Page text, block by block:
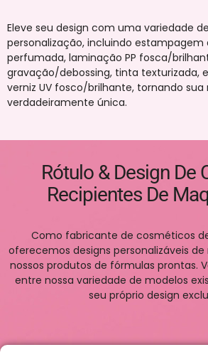
Eleve seu design com uma variedade
personalização, incluindo
perfumada, laminação PP fosca/
gravação/debossing, tinta texturizada,
verniz UV fosco/brilhante, tornando sua
verdadeiramente única.
Rótulo & Design De
Recipientes De
Como fabricante de cosméticos
oferecemos designs personalizáveis
nossos produtos de fórmulas prontas.
entre nossa variedade de modelos
seu próprio design